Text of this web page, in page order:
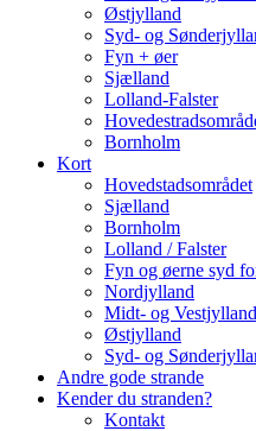
Østjylland
Syd- og
Fyn + øer
Sjælland
Lolland-Falster
Bornholm
Kort
Hovedstadsområdet
Sjælland
Bornholm
Lolland / Falster
Fyn og øerne syd
Nordjylland
Midt- og Vestjylland
Østjylland
Syd- og
Andre gode strande
Kender du stranden?
Kontakt